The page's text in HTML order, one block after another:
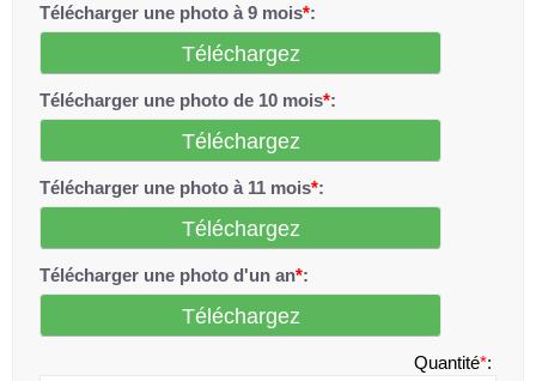
Télécharger une photo à 9 mois*:
Téléchargez
Télécharger une photo de 10 mois*:
Téléchargez
Télécharger une photo à 11 mois*:
Téléchargez
Télécharger une photo d'un an*:
Téléchargez
Quantité*: